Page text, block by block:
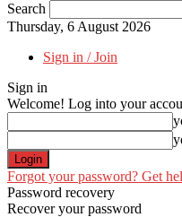
Search
Thursday, 6 August 2026
Sign in / Join
Sign in
Welcome! Log into your
Forgot your password? Get
Password recovery
Recover your password